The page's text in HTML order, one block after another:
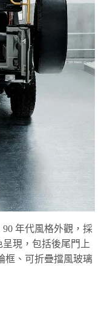
年代風格外觀，採
現，包括後尾門上
框、可折疊擋風玻璃